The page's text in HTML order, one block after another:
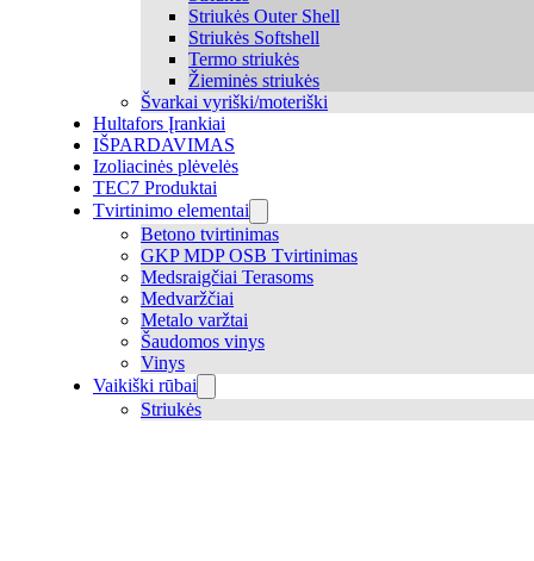
Striukės Outer Shell
Striukės Softshell
Termo striukės
Žieminės striukės
Švarkai vyriški/moteriški
Hultafors Įrankiai
IŠPARDAVIMAS
Izoliacinės plėvelės
TEC7 Produktai
Tvirtinimo elementai
Betono tvirtinimas
GKP MDP OSB Tvirtinimas
Medsraigčiai Terasoms
Medvaržčiai
Metalo varžtai
Šaudomos vinys
Vinys
Vaikiški rūbai
Striukės